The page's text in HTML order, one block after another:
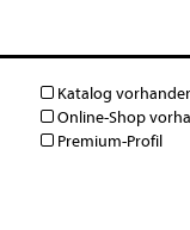
Katalog
Online-Shop
Premium-Profil